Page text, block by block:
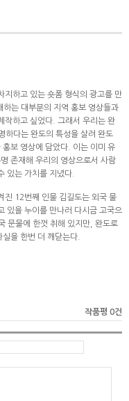
지하고 있는 숏폼 형식의 광고를 만
는 대부분의 지역 홍보 영상들과
작하고 싶었다. 그래서 우리는 완
하다는 완도의 특성을 살려 완도
보 영상에 담았다. 이는 이미 유
존재해 우리의 영상으로서 사람
있는 가치를 지녔다.
진 12번째 인물 김길도는 외국 물
있을 누이를 만나러 다시금 고국으
문물에 한껏 취해 있지만, 완도로
을 한번 더 깨닫는다.
작품평 0건